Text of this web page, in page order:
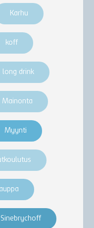
Karhu
koff
long drink
Mainonta
Myynti
Sinebrychoff